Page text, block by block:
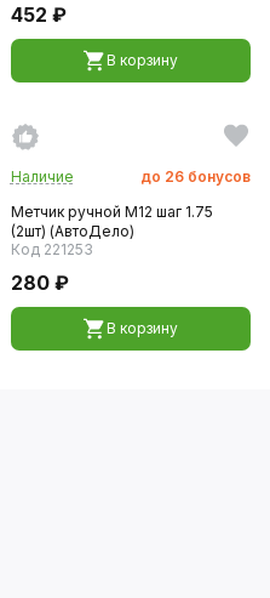
452 ₽
В корзину
Наличие до 26 бонусов
Метчик ручной M12 шаг 1.75
(2шт) (АвтоДело)
Код 221253
280 ₽
В корзину